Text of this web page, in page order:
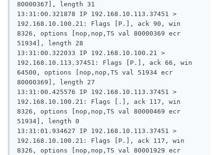
80000367], length 31
13:31:00.321878 IP 192.168.10.113.37451 >
192.168.10.100.21: Flags [P.], ack 90, win
8326, options [nop,nop,TS val 80000369 ecr
51934], length 28
13:31:00.322033 IP 192.168.10.100.21 >
192.168.10.113.37451: Flags [P.], ack 66, win
64500, options [nop,nop,TS val 51934 ecr
80000369], length 27
13:31:00.425576 IP 192.168.10.113.37451 >
192.168.10.100.21: Flags [.], ack 117, win
8326, options [nop,nop,TS val 80000469 ecr
51934], length 0
13:31:01.934627 IP 192.168.10.113.37451 >
192.168.10.100.21: Flags [P.], ack 117, win
8326, options [nop,nop,TS val 80001929 ecr